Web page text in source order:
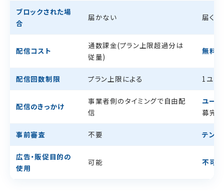
ブロックされた場
合
届かない 届く
配信コスト
通数課金(プラン上限超過分は
従量)
無料
配信回数制限 プラン上限による 1ユー
配信のきっかけ
事業者側のタイミングで自由配
信
ユー
募完
事前審査 不要 テン
広告・販促目的の
使用
可能 不可